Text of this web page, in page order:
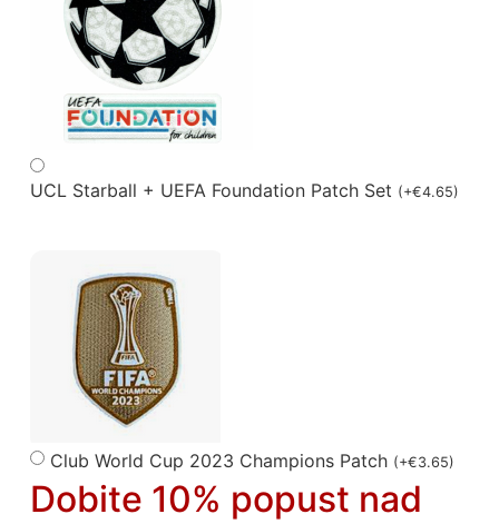
UCL Starball + UEFA Foundation Patch Set (+€4.65)
Club World Cup 2023 Champions Patch (+€3.65)
Dobite 10% popust nad